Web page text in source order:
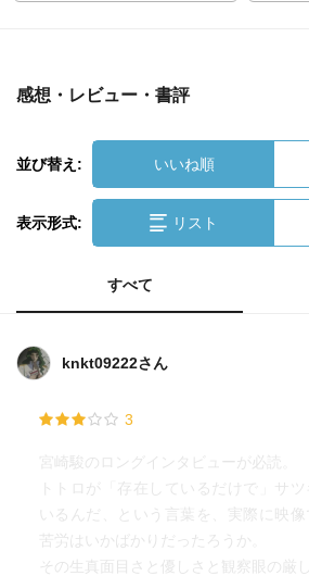
感想・レビュー・書評
並び替え: いいね順
表示形式: リスト
すべて
knkt09222さん
3
宮崎駿のロングインタビューが必読。
トトロが「存在しているだけで」サ
いるんだ、という言葉を、実際に映
苦労はいかばかりだったろうか。
その生真面目さと優しさと観察眼の厳し